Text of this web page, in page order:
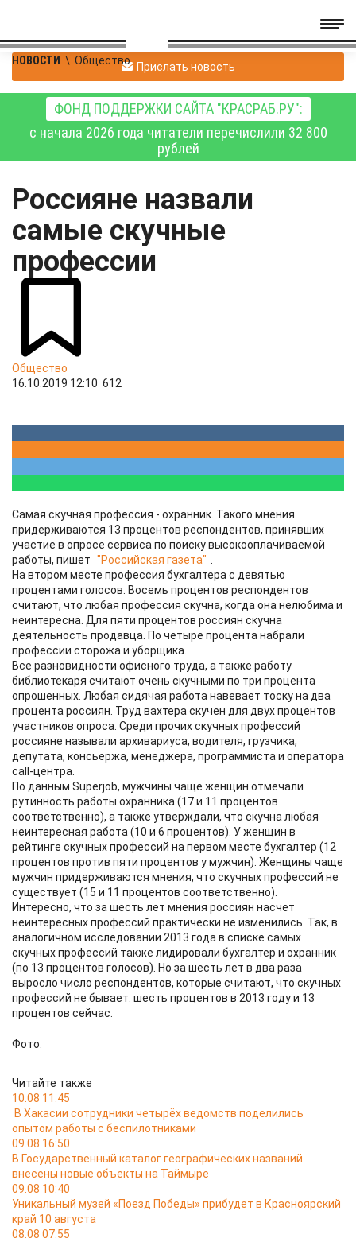
НОВОСТИ \ Общество Прислать новость
ФОНД ПОДДЕРЖКИ САЙТА "КРАСРАБ.РУ":
с начала 2026 года читатели перечислили 32 800
рублей
Россияне назвали
самые скучные
профессии
Общество
16.10.2019 12:10 612
Самая скучная профессия - охранник. Такого мнения
придерживаются 13 процентов респондентов, принявших
участие в опросе сервиса по поиску высокооплачиваемой
работы, пишет "Российская газета"
На втором месте профессия бухгалтера с девятью
процентами голосов. Восемь процентов респондентов
считают, что любая профессия скучна, когда она нелюбима и
неинтересна. Для пяти процентов россиян скучна
деятельность продавца. По четыре процента набрали
профессии сторожа и уборщика.
Все разновидности офисного труда, а также работу
библиотекаря считают очень скучными по три процента
опрошенных. Любая сидячая работа навевает тоску на два
процента россиян. Труд вахтера скучен для двух процентов
участников опроса. Среди прочих скучных профессий
россияне называли архивариуса, водителя, грузчика,
депутата, консьержа, менеджера, программиста и оператора
call-центра.
По данным Superjob, мужчины чаще женщин отмечали
рутинность работы охранника (17 и 11 процентов
соответственно), а также утверждали, что скучна любая
неинтересная работа (10 и 6 процентов). У женщин в
рейтинге скучных профессий на первом месте бухгалтер (12
процентов против пяти процентов у мужчин). Женщины чаще
мужчин придерживаются мнения, что скучных профессий не
существует (15 и 11 процентов соответственно).
Интересно, что за шесть лет мнения россиян насчет
неинтересных профессий практически не изменились. Так, в
аналогичном исследовании 2013 года в списке самых
скучных профессий также лидировали бухгалтер и охранник
(по 13 процентов голосов). Но за шесть лет в два раза
выросло число респондентов, которые считают, что скучных
профессий не бывает: шесть процентов в 2013 году и 13
процентов сейчас.
Фото:
Читайте также
10.08 11:45
В Хакасии сотрудники четырёх ведомств поделились
опытом работы с беспилотниками
09.08 16:50
В Государственный каталог географических названий
внесены новые объекты на Таймыре
09.08 10:40
Уникальный музей «Поезд Победы» прибудет в Красноярский
край 10 августа
08.08 07:55